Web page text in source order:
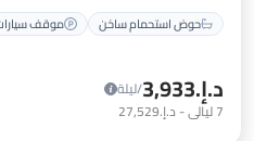
حوض استحمام ساخن
موقف
د.إ.‏3,933
/ليلة
7ليالي- د.إ.‏27,529